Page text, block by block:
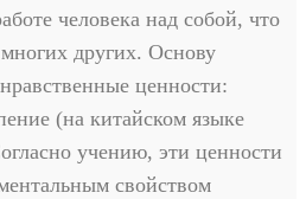
человека над собой, что
других. Основу
ценности:
(на китайском языке
учению, эти ценности
свойством